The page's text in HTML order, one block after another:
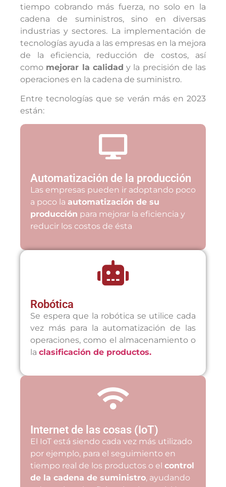
tiempo cobrando más fuerza, no solo en la
cadena de suministros, sino en diversas
industrias y sectores. La implementación de
tecnologías ayuda a las empresas en la mejora
de la eficiencia, reducción de costos, así
como mejorar la calidad y la precisión de las
operaciones en la cadena de suministro.
Entre tecnologías que se verán más en 2023
están:
Automatización de la producción
Las empresas pueden ir adoptando poco
a poco la automatización de su
producción para mejorar la eficiencia y
reducir los costos de ésta
Robótica
Se espera que la robótica se utilice cada
vez más para la automatización de las
operaciones, como el almacenamiento o
la clasificación de productos.
Internet de las cosas (IoT)
El IoT está siendo cada vez más utilizado
por ejemplo, para el seguimiento en
tiempo real de los productos o el control
de la cadena de suministro, ayudando